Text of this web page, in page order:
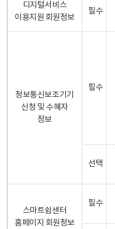
디지털서비스
이용지원 회원정보
필수
정보통신보조기기
신청 및 수혜자
정보
필수
선택
스마트쉼센터
홈페이지 회원정보
필수